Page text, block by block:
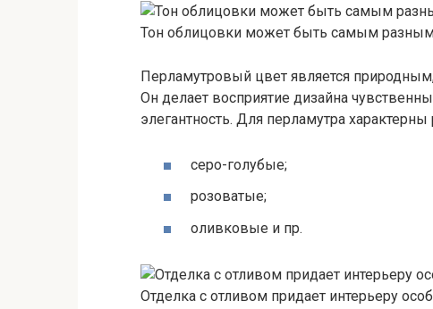
Тон облицовки может быть самым
Перламутровый цвет является
Он делает восприятие дизайна
элегантность. Для перламутра
серо-голубые;
розоватые;
оливковые и пр.
Отделка с отливом придает интерьеру